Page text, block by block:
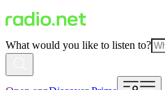
What would you like to listen to?